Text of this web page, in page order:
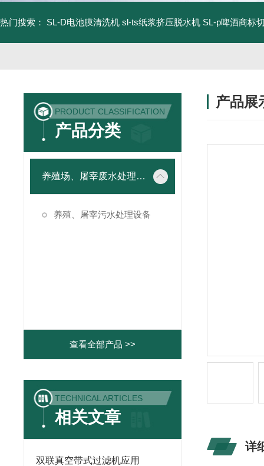
热门搜索： SL-D电池膜清洗机 sl-ts纸浆挤压脱水机 SL-p啤酒商标
PRODUCT CLASSIFICATION
产品分类
养殖场、屠宰废水处理设备
养殖、屠宰污水处理设备
查看全部产品 >>
TECHNICAL ARTICLES
相关文章
双联真空带式过滤机应用
产品展
详